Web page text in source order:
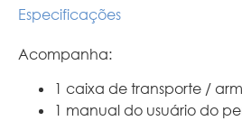
Especificações
Acompanha:
1 caixa de transporte /
1 manual do usuário do